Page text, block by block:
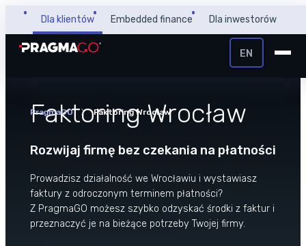
Przejdź
treści
Dla klientów Embedded finance Dla inwestorów
Faktoring
PragmaPay
EN
Strefa Klienta i Płatnika
Strefa Partnera
Faktoring Wrocław
Rozwijaj firmę bez czekania na płatności
Prowadzisz działalność we Wrocławiu i wystawiasz
faktury z odroczonym terminem płatności?
Z PragmaGO możesz szybko odzyskać środki z faktur i
przeznaczyć je na bieżące potrzeby Twojej firmy.
PragmaGO Faktoring Wrocław